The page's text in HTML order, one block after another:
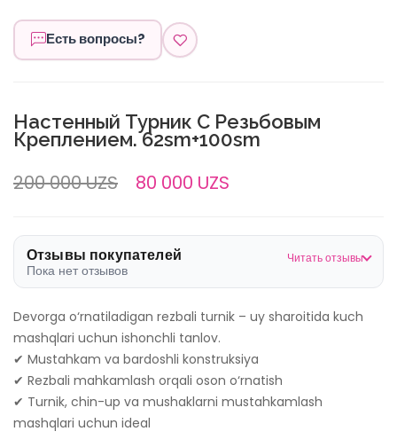
Отзывы покупателей
Пока нет отзывов
Читать отзывы
Есть вопросы?
Настенный Турник С Резьбовым
Креплением. 62sm+100sm
200 000 UZS 80 000 UZS
Devorga o‘rnatiladigan rezbali turnik – uy sharoitida kuch
mashqlari uchun ishonchli tanlov.
✔ Mustahkam va bardoshli konstruksiya
✔ Rezbali mahkamlash orqali oson o‘rnatish
✔ Turnik, chin-up va mushaklarni mustahkamlash
mashqlari uchun ideal